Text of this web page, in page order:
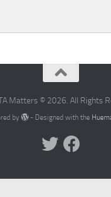
Matters © 2026. All Rights
by - Designed with the